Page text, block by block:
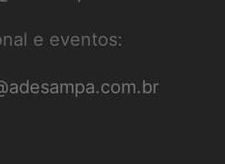
e eventos: